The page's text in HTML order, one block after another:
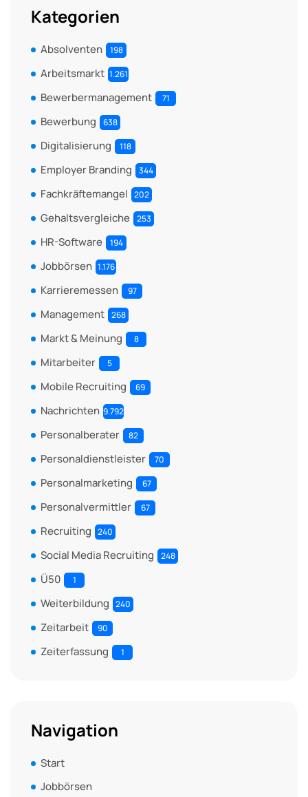
Kategorien
Absolventen 198
Arbeitsmarkt 1.261
Bewerbermanagement 71
Bewerbung 638
Digitalisierung 118
Employer Branding 344
Fachkräftemangel 202
Gehaltsvergleiche 253
HR-Software 194
Jobbörsen 1.176
Karrieremessen 97
Management 268
Markt & Meinung 8
Mitarbeiter 5
Mobile Recruiting 69
Nachrichten 9.792
Personalberater 82
Personaldienstleister 70
Personalmarketing 67
Personalvermittler 67
Recruiting 240
Social Media Recruiting 248
Ü50 1
Weiterbildung 240
Zeitarbeit 90
Zeiterfassung 1
Navigation
Start
Jobbörsen